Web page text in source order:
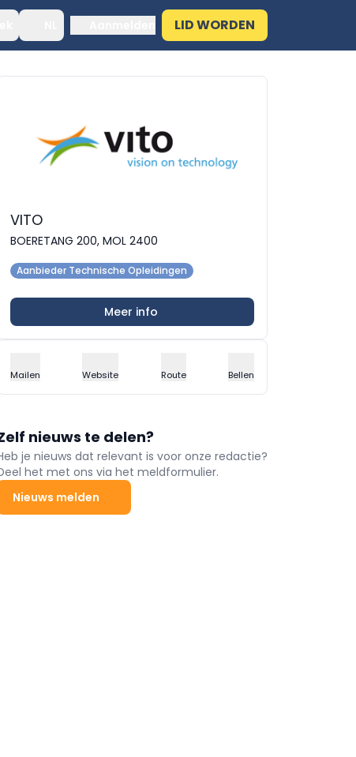
LID WORDEN
VITO
BOERETANG 200, MOL 2400
Aanbieder Technische Opleidingen
Meer info
Mailen Website Route Bellen
nieuws te delen?
je nieuws dat relevant is voor onze redactie?
het met ons via het meldformulier.
Nieuws melden